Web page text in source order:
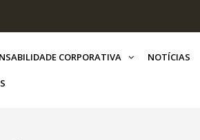
CORPORATIVA NOTÍCIAS